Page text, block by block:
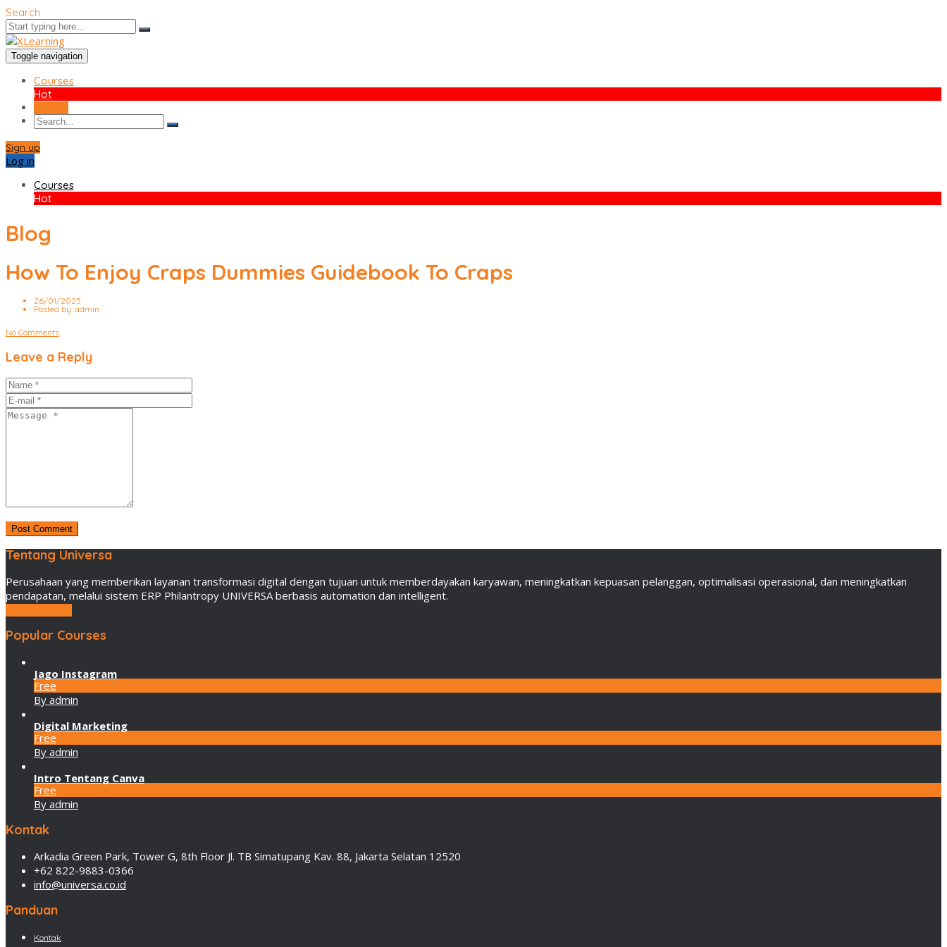
Search
Toggle navigation
Courses
Hot
Sign up
Log in
Courses
Hot
Blog
How To Enjoy Craps Dummies Guidebook To Craps
26/01/2025
Posted by: admin
No Comments
Leave a Reply
Tentang Universa
Perusahaan yang memberikan layanan transformasi digital dengan tujuan untuk memberdayakan karyawan, meningkatkan kepuasan pelanggan, optimalisasi operasional, dan meningkatkan
pendapatan, melalui sistem ERP Philantropy UNIVERSA berbasis automation dan intelligent.
Popular Courses
Jago Instagram
Free
By admin
Digital Marketing
Free
By admin
Intro Tentang Canva
Free
By admin
Kontak
Arkadia Green Park, Tower G, 8th Floor Jl. TB Simatupang Kav. 88, Jakarta Selatan 12520
+62 822-9883-0366
info@universa.co.id
Panduan
Kontak